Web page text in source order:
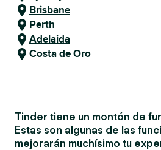
Brisbane
Perth
Adelaida
Costa de Oro
Tinder tiene un montón de
Estas son algunas de las
mejorarán muchísimo tu